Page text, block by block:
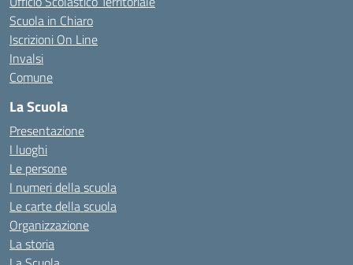
Scuola in Chiaro
Iscrizioni On Line
Invalsi
Comune
La Scuola
Presentazione
I luoghi
Le persone
I numeri della scuola
Le carte della scuola
Organizzazione
La storia